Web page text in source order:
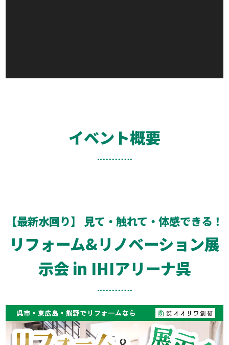
イベント概要
【最新水回り】 見て・触れて・体感できる！
リフォーム&リノベーション展
示会 in IHIアリーナ呉